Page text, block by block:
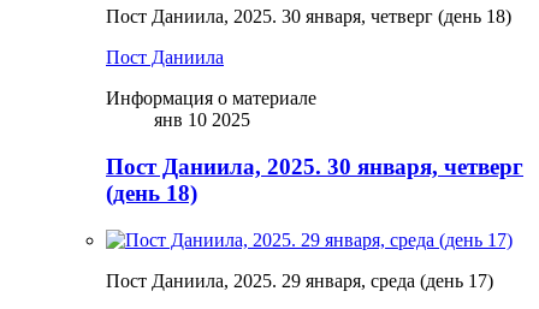
Пост Даниила, 2025. 30 января, четверг (день 18)
Пост Даниила
Информация о материале
янв 10 2025
Пост Даниила, 2025. 30 января, четверг
(день 18)
Пост Даниила, 2025. 29 января, среда (день 17)